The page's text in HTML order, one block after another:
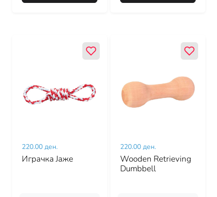
220.00 ден.
Играчка Јаже
220.00 ден.
Wooden Retrieving
Dumbbell